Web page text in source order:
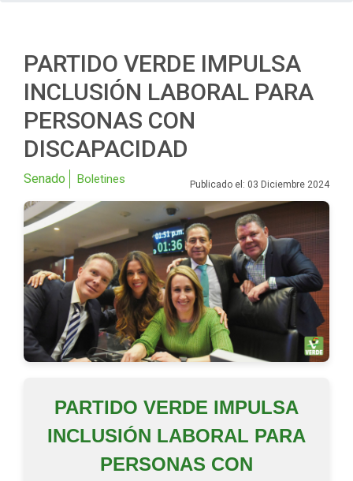
PARTIDO VERDE IMPULSA
INCLUSIÓN LABORAL PARA
PERSONAS CON
DISCAPACIDAD
Senado Boletines Publicado el: 03 Diciembre 2024
PARTIDO VERDE IMPULSA
INCLUSIÓN LABORAL PARA
PERSONAS CON